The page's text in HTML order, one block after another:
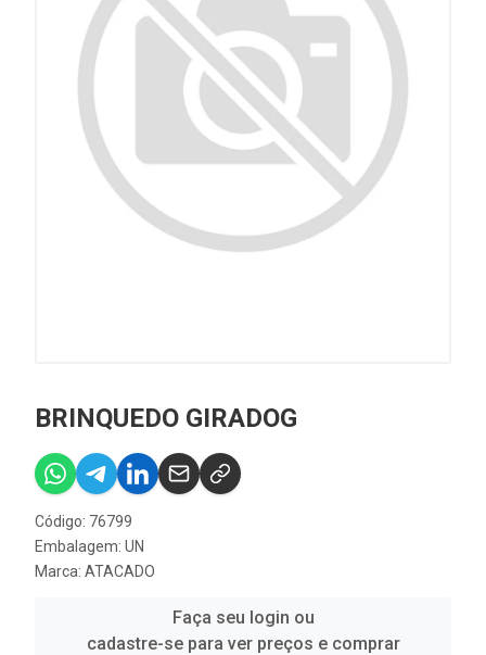
BRINQUEDO GIRADOG
Código: 76799
Embalagem: UN
Marca: ATACADO
Faça seu login ou
cadastre-se para ver preços e comprar